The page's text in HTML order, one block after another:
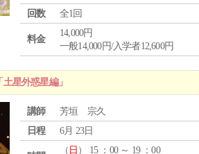
回数
全1回
料金
14,000円
一般14,000円/入学者12,600円
星外惑星編」
講師
芳垣 宗久
日程
6月 23日
（ 日 ） 15 ：00 ～ 19 ：00